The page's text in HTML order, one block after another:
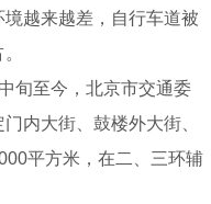
越来越差，自行车道被
旬至今，北京市交通委
内大街、鼓楼外大街、
平方米，在二、三环辅